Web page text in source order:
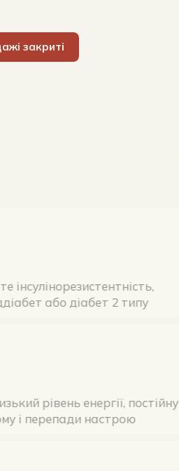
закриті
маєте
переддіабет або діабет 2 типу
низький рівень енергії,
втому і перепади настрою